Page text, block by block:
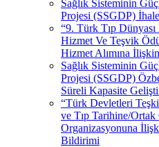
Sağlık Sisteminin
Projesi (SSGDP)
“9. Türk Tıp
Hizmet Ve Teşvik
Hizmet Alımına
Sağlık Sisteminin
Projesi (SSGDP)
Süreli Kapasite
“Türk Devletleri
ve Tıp Tarihine/
Organizasyonuna
Bildirimi